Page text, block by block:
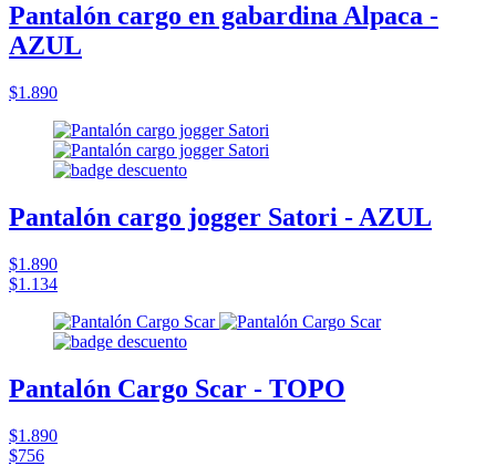
Pantalón cargo en gabardina Alpaca -
AZUL
$1.890
Pantalón cargo jogger Satori - AZUL
$1.890
$1.134
Pantalón Cargo Scar - TOPO
$1.890
$756